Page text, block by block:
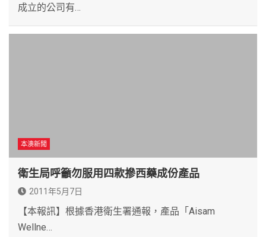
成立的公司有…
本澳新聞
衛生局呼籲勿服用四款摻西藥成份產品
2011年5月7日
【本報訊】根據香港衛生署通報，產品「Aisam
Wellne…